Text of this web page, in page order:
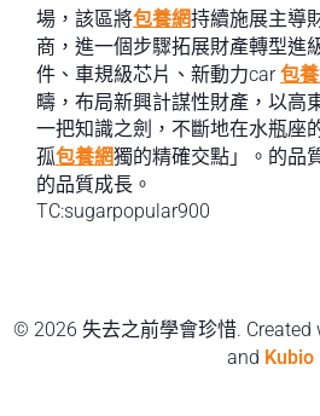
場，該區將包養網持續施展主導
商，進一個步驟拓展財產轉型進
件、車規級芯片、新動力car包
疇，布局新興計謀性財產，以高
一把知識之劍，不斷地在水瓶座
孤包養網獨的精確交點」。的品
的品質成長。
TC:sugarpopular900
© 2026 失去之前學會珍惜. Created
and Kubio